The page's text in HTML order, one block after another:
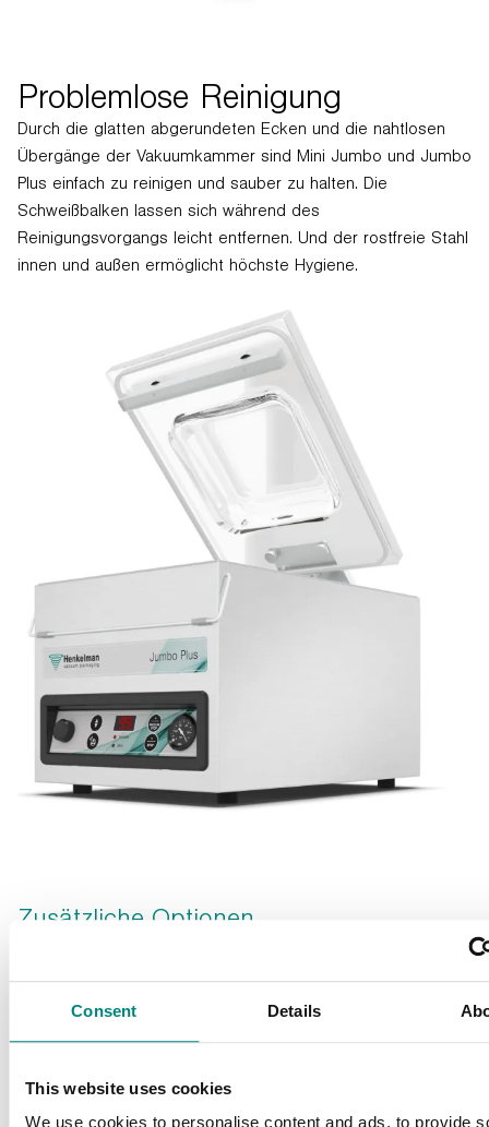
Consent Details
This website uses cookies
We use cookies to personalise content and ads, to provide
Problemlose Reinigung
Durch die glatten abgerundeten Ecken und die nahtlosen
Übergänge der Vakuumkammer sind Mini Jumbo und Jumbo
Plus einfach zu reinigen und sauber zu halten. Die
Schweißbalken lassen sich während des
Reinigungsvorgangs leicht entfernen. Und der rostfreie Stahl
innen und außen ermöglicht höchste Hygiene.
Zusätzliche Optionen
Bedürfnisse anpassen
Anpassungen Zubehör